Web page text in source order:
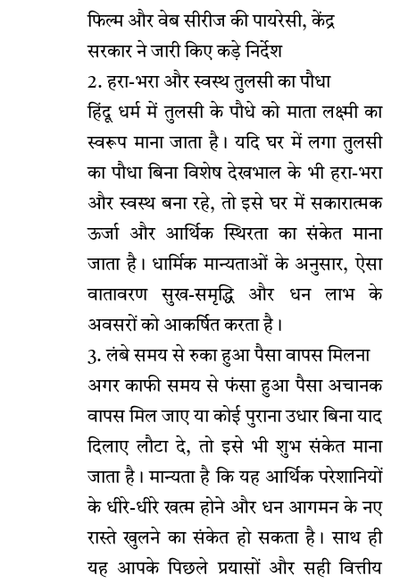
फिल्म और वेब सीरीज की पायरेसी, केंद्र
सरकार ने जारी किए कड़े निर्देश
2. हरा-भरा और स्वस्थ तुलसी का पौधा
हिंदू धर्म में तुलसी के पौधे को माता लक्ष्मी का
स्वरूप माना जाता है। यदि घर में लगा तुलसी
का पौधा बिना विशेष देखभाल के भी हरा-भरा
और स्वस्थ बना रहे, तो इसे घर में सकारात्मक
ऊर्जा और आर्थिक स्थिरता का संकेत माना
जाता है। धार्मिक मान्यताओं के अनुसार, ऐसा
वातावरण सुख-समृद्धि और धन लाभ के
अवसरों को आकर्षित करता है।
3. लंबे समय से रुका हुआ पैसा वापस मिलना
अगर काफी समय से फंसा हुआ पैसा अचानक
वापस मिल जाए या कोई पुराना उधार बिना याद
दिलाए लौटा दे, तो इसे भी शुभ संकेत माना
जाता है। मान्यता है कि यह आर्थिक परेशानियों
के धीरे-धीरे खत्म होने और धन आगमन के नए
रास्ते खुलने का संकेत हो सकता है। साथ ही
यह आपके पिछले प्रयासों और सही वित्तीय